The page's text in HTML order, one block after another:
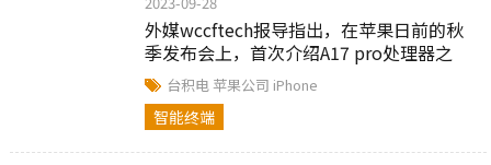
外媒wccftech报导指出，在苹果日前的秋
季发布会上，首次介绍A17 pro处理器之
际，就有市场人士认为，苹果接下来推出
没有“pro”编号的A17处理器机会...
台积电苹果公司 iPhone
智能终端